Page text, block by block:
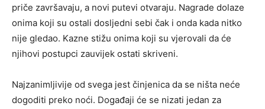
priče završavaju, a novi putevi otvaraju. Nagrade dolaze
onima koji su ostali dosljedni sebi čak i onda kada nitko
nije gledao. Kazne stižu onima koji su vjerovali da će
njihovi postupci zauvijek ostati skriveni.
Najzanimljivije od svega jest činjenica da se ništa neće
dogoditi preko noći. Događaji će se nizati jedan za